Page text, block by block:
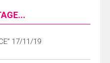
17/11/19